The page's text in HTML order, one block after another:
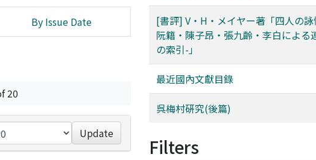
By Issue Date
20
Update
[書評] V・H・メイヤー著「四人の
阮籍・陳子昂・張九齡・李白による
の索引-」
最近國內文獻目錄
呉梅村硏究(後篇)
Filters